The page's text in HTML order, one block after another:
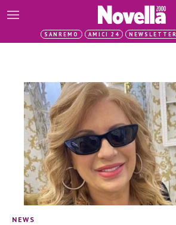
SANREMO AMICI 24 NEWSLETTER
NEWS